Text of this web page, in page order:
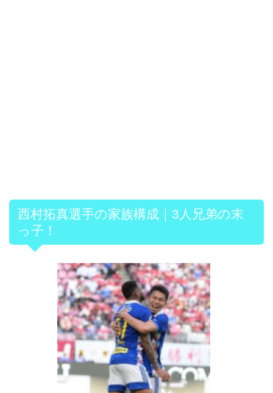
西村拓真選手の家族構成｜3人兄弟の末
っ子！